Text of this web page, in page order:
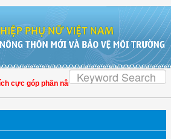
góp phần nâng cao tỷ lệ người dân tham gia